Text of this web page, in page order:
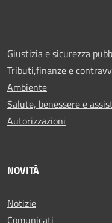
Giustizia e sicurezza
Tributi,finanze e
Ambiente
Salute, benessere e
Autorizzazioni
NOVITÀ
Notizie
Comunicati